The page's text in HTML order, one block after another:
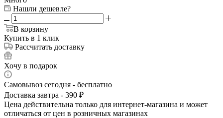
Нашли дешевле?
В корзину
Купить в 1 клик
Рассчитать доставку
Хочу в подарок
Самовывоз сегодня - бесплатно
Доставка завтра - 390 ₽
Цена действительна только для интернет-магазина и может
отличаться от цен в розничных магазинах